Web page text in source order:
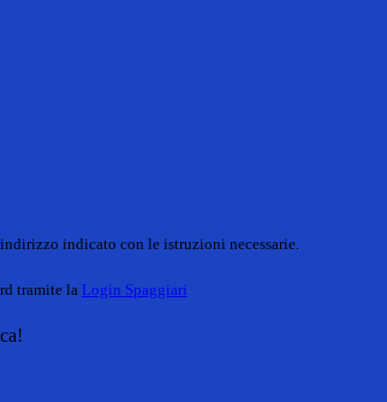
indicato con le istruzioni necessarie.
tramite la Login Spaggiari